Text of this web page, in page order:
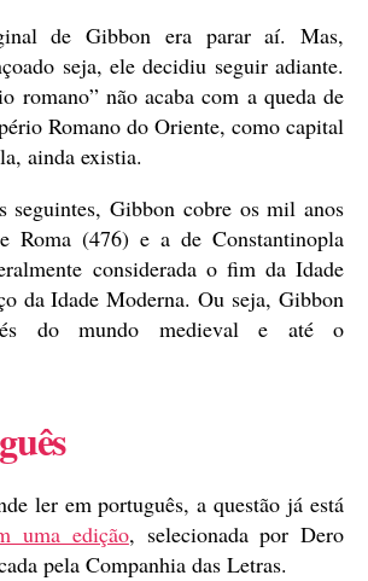
de Gibbon era parar aí. Mas,
seja, ele decidiu seguir adiante.
romano” não acaba com a queda de
Romano do Oriente, como capital
ainda existia.
seguintes, Gibbon cobre os mil anos
Roma (476) e a de Constantinopla
considerada o fim da Idade
da Idade Moderna. Ou seja, Gibbon
do mundo medieval e até o
ler em português, a questão já está
uma edição, selecionada por Dero
pela Companhia das Letras.